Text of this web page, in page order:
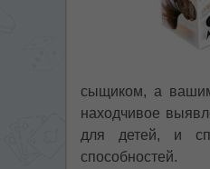
сыщиком, а
находчивое
для детей, и
способностей.